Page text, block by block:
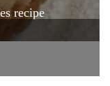
recipe